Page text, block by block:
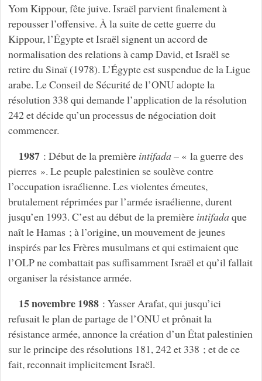
Yom Kippour, fête juive. Israël parvient finalement à
repousser l’offensive. À la suite de cette guerre du
Kippour, l’Égypte et Israël signent un accord de
normalisation des relations à camp David, et Israël se
retire du Sinaï (1978). L’Égypte est suspendue de la Ligue
arabe. Le Conseil de Sécurité de l’ONU adopte la
résolution 338 qui demande l’application de la résolution
242 et décide qu’un processus de négociation doit
commencer.
1987: Début de la première intifada– « la guerre des
pierres ». Le peuple palestinien se soulève contre
l’occupation israélienne. Les violentes émeutes,
brutalement réprimées par l’armée israélienne, durent
jusqu’en 1993. C’est au début de la première intifadaque
naît le Hamas ; à l’origine, un mouvement de jeunes
inspirés par les Frères musulmans et qui estimaient que
l’OLP ne combattait pas suffisamment Israël et qu’il fallait
organiser la résistance armée.
15 novembre 1988: Yasser Arafat, qui jusqu’ici
refusait le plan de partage de l’ONU et prônait la
résistance armée, annonce la création d’un État palestinien
sur le principe des résolutions 181, 242 et 338 ; et de ce
fait, reconnait implicitement Israël.